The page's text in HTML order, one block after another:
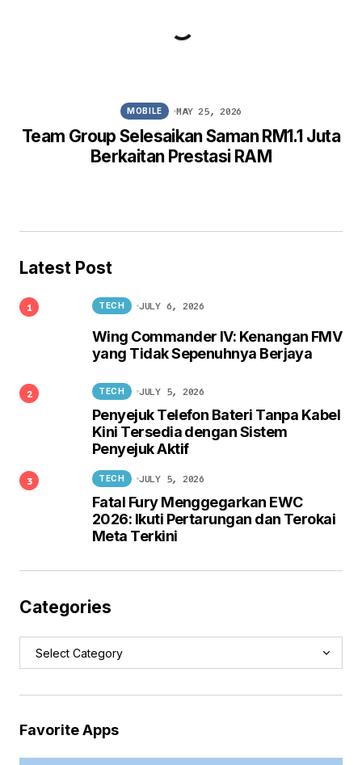
Team Group Selesaikan Saman RM1.1 Juta
Berkaitan Prestasi RAM
MOBILE MAY 25, 2026
Latest Post
Wing Commander IV: Kenangan FMV
yang Tidak Sepenuhnya Berjaya
TECH JULY 6, 2026
Penyejuk Telefon Bateri Tanpa Kabel
Kini Tersedia dengan Sistem
Penyejuk Aktif
TECH JULY 5, 2026
Fatal Fury Menggegarkan EWC
2026: Ikuti Pertarungan dan Terokai
Meta Terkini
TECH JULY 5, 2026
Categories
Favorite Apps